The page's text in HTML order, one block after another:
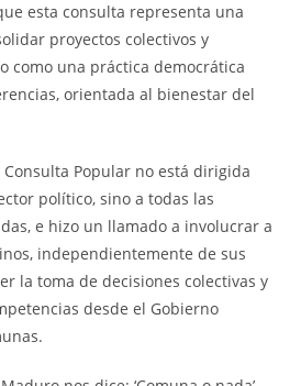
esta consulta representa una
proyectos colectivos y
como una práctica democrática
orientada al bienestar del
Popular no está dirigida
político, sino a todas las
e hizo un llamado a involucrar a
independientemente de sus
la toma de decisiones colectivas y
desde el Gobierno